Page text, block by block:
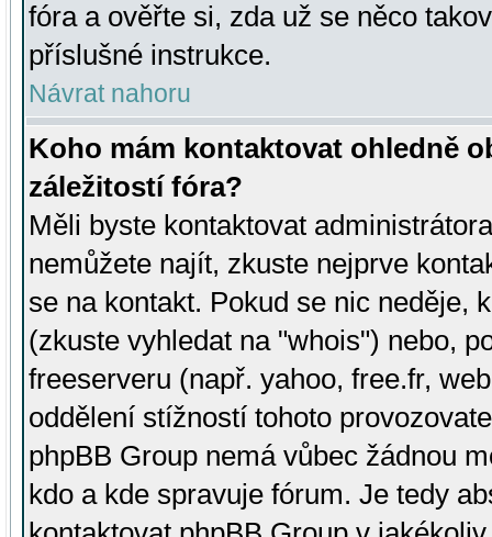
fóra a ověřte si, zda už se něco
příslušné instrukce.
Návrat nahoru
Koho mám kontaktovat ohledně
záležitostí fóra?
Měli byste kontaktovat
nemůžete najít, zkuste nejprve
se na kontakt. Pokud se nic neděje,
(zkuste vyhledat na "whois") nebo,
freeserveru (např. yahoo, free.fr,
oddělení stížností tohoto
phpBB Group nemá vůbec žádnou
kdo a kde spravuje fórum. Je tedy